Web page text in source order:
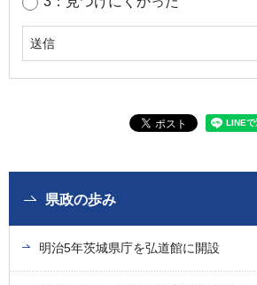
県政の歩み
明治5年茨城県庁を弘道館に開設